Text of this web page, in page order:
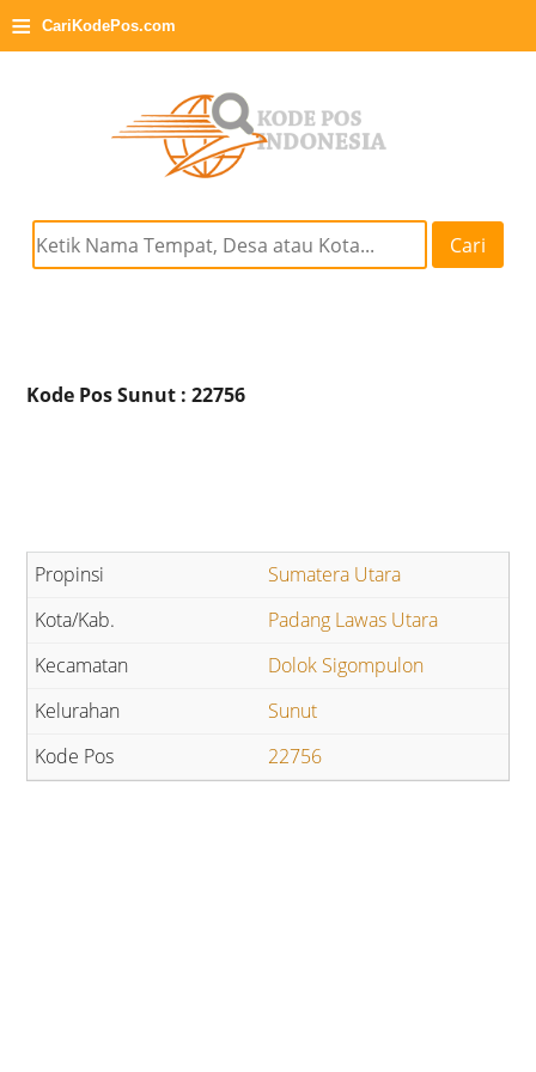
≡ CariKodePos.com
Cari
Kode Pos Sunut : 22756
Sumatera Utara
Padang Lawas Utara
Dolok Sigompulon
Sunut
22756